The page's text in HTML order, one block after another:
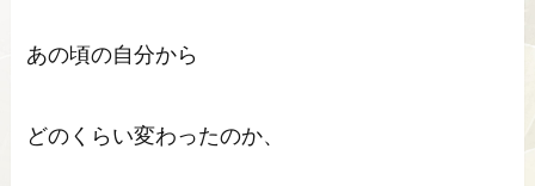
あの頃の自分から
どのくらい変わったのか、